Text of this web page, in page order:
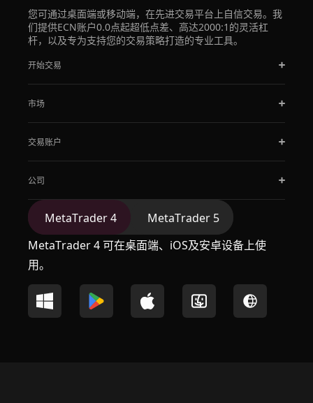
您可通过桌面端或移动端，在先进交易平台上自信交易。我
们提供ECN账户0.0点起超低点差、高达2000:1的灵活杠
杆，以及专为支持您的交易策略打造的专业工具。
开始交易
市场
交易账户
公司
MetaTrader 4
MetaTrader 5
MetaTrader 4 可在桌面端、iOS及安卓设备上使
用。